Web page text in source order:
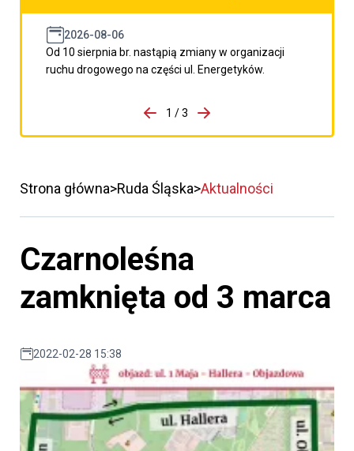
2026-08-06
Od 10 sierpnia br. nastąpią zmiany w organizacji
ruchu drogowego na części ul. Energetyków.
porzpedniego komunikatu
1 / 3
Przejdź do następnego
Strona główna Ruda Śląska Aktualności
Czarnoleśna
zamknięta od 3 marca
2022-02-28 15:38